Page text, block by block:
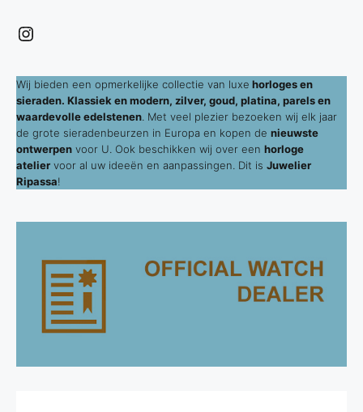
Instagram
Wij bieden een opmerkelijke collectie van luxe horloges en
sieraden. Klassiek en modern, zilver, goud, platina, parels en
waardevolle edelstenen . Met veel plezier bezoeken wij elk jaar
de grote sieradenbeurzen in Europa en kopen de nieuwste
ontwerpen voor U. Ook beschikken wij over een horloge
atelier voor al uw ideeën en aanpassingen. Dit is Juwelier
Ripassa!